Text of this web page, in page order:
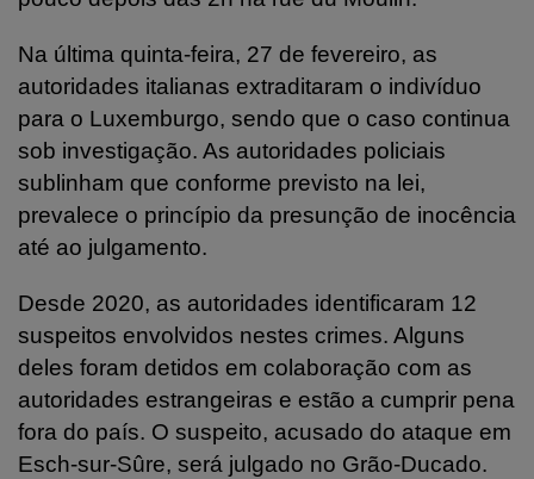
Na última quinta-feira, 27 de fevereiro, as
autoridades italianas extraditaram o indivíduo
para o Luxemburgo, sendo que o caso continua
sob investigação. As autoridades policiais
sublinham que conforme previsto na lei,
prevalece o princípio da presunção de inocência
até ao julgamento.
Desde 2020, as autoridades identificaram 12
suspeitos envolvidos nestes crimes. Alguns
deles foram detidos em colaboração com as
autoridades estrangeiras e estão a cumprir pena
fora do país. O suspeito, acusado do ataque em
Esch-sur-Sûre, será julgado no Grão-Ducado.